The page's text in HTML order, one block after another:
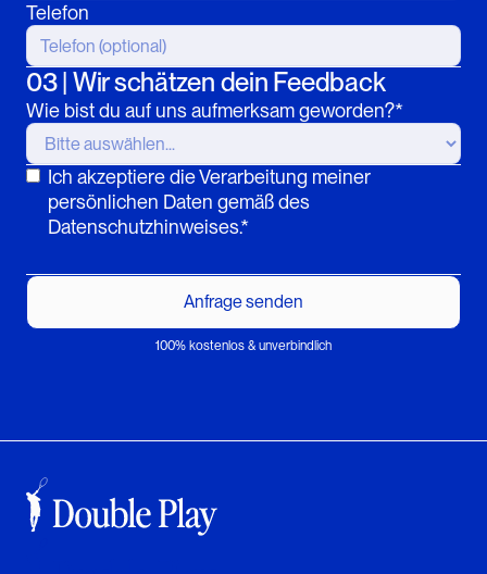
Telefon
03 | Wir schätzen dein Feedback
Wie bist du auf uns aufmerksam geworden?*
Ich akzeptiere die Verarbeitung meiner
persönlichen Daten gemäß des
Datenschutzhinweises.*
100% kostenlos & unverbindlich